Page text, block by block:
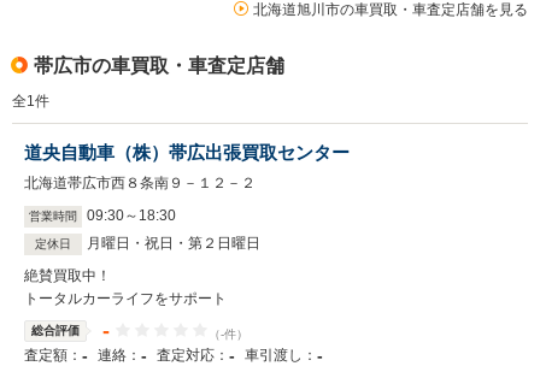
北海道旭川市の車買取・車査定店舗を見る
帯広市の車買取・車査定店舗
全1件
道央自動車（株）帯広出張買取センター
北海道帯広市西８条南９－１２－２
営業時間 09:30～ 18:30
定休日
月曜日・祝日・第２日曜日
絶賛買取中！
トータルカーライフをサポート
総合評価 - （-件）
査定額： - 連絡： - 査定対応： - 車引渡し： -